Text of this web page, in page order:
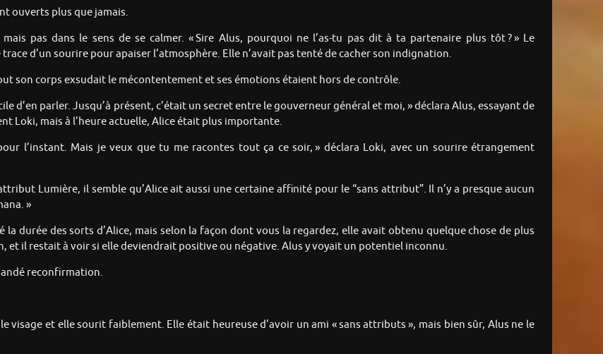
ouverts plus que jamais.
pas dans le sens de se calmer. « Sire Alus, pourquoi ne l’as-tu pas dit à ta partenaire plus tôt ? » Le
d’un sourire pour apaiser l’atmosphère. Elle n’avait pas tenté de cacher son indignation.
son corps exsudait le mécontentement et ses émotions étaient hors de contrôle.
d’en parler. Jusqu’à présent, c’était un secret entre le gouverneur général et moi, » déclara Alus, essayant de
Loki, mais à l’heure actuelle, Alice était plus importante.
l’instant. Mais je veux que tu me racontes tout ça ce soir, » déclara Loki, avec un sourire étrangement
Lumière, il semble qu’Alice ait aussi une certaine affinité pour le “sans attribut”. Il n’y a presque aucun
»
durée des sorts d’Alice, mais selon la façon dont vous la regardez, elle avait obtenu quelque chose de plus
et il restait à voir si elle deviendrait positive ou négative. Alus y voyait un potentiel inconnu.
reconfirmation.
visage et elle sourit faiblement. Elle était heureuse d’avoir un ami « sans attributs », mais bien sûr, Alus ne le